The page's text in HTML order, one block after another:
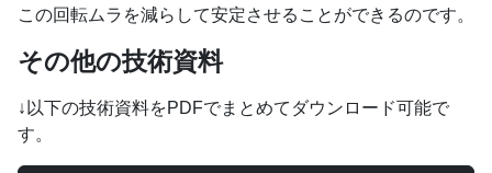
この回転ムラを減らして安定させることができるのです。
その他の技術資料
↓以下の技術資料をPDFでまとめてダウンロード可能で
す。